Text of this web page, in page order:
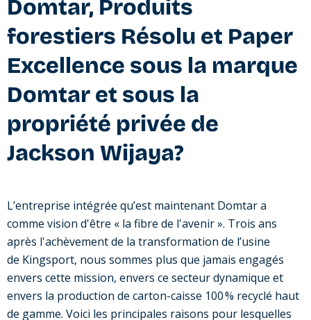
Domtar, Produits
forestiers Résolu et Paper
Excellence sous la marque
Domtar et sous la
propriété privée de
Jackson Wijaya?
L’entreprise intégrée qu’est maintenant Domtar a
comme vision d'être « la fibre de l'avenir ». Trois ans
après l'achèvement de la transformation de l’usine
de Kingsport, nous sommes plus que jamais engagés
envers cette mission, envers ce secteur dynamique et
envers la production de carton-caisse 100 % recyclé haut
de gamme. Voici les principales raisons pour lesquelles